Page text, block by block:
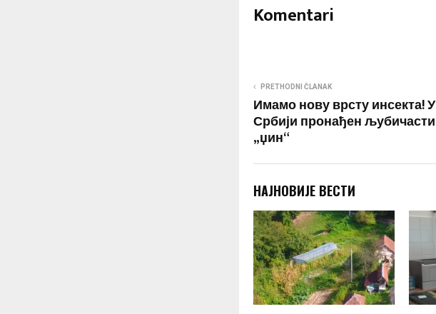
Komentari
PRETHODNI ČLANAK
Имамо нову врсту инсекта! У
Србији пронађен љубичасти
„џин“
НАЈНОВИЈЕ ВЕСТИ